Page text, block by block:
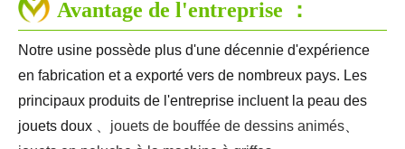
Avantage de l'entreprise ：
Notre usine possède plus d'une décennie d'expérience
en fabrication et a exporté vers de nombreux pays. Les
principaux produits de l'entreprise incluent la peau des
jouets doux 、 jouets de bouffée de dessins animés